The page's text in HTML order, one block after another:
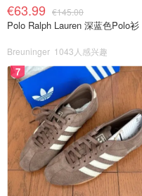
€63.99 €145.00
Polo Ralph Lauren 深蓝色Polo衫
Breuninger 1043人感兴趣
7